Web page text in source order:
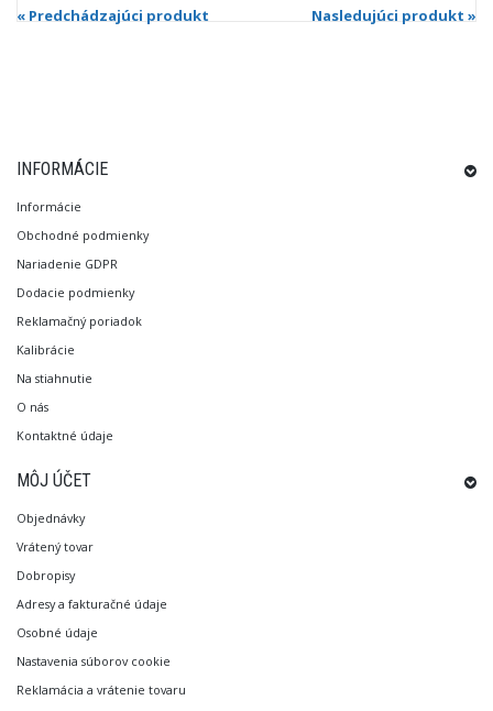
« Predchádzajúci produkt Nasledujúci produkt »
INFORMÁCIE
Informácie
Obchodné podmienky
Nariadenie GDPR
Dodacie podmienky
Reklamačný poriadok
Kalibrácie
Na stiahnutie
O nás
Kontaktné údaje
MÔJ ÚČET
Objednávky
Vrátený tovar
Dobropisy
Adresy a fakturačné údaje
Osobné údaje
Nastavenia súborov cookie
Reklamácia a vrátenie tovaru